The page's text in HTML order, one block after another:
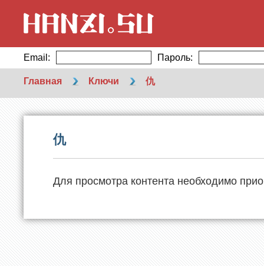
Email: Пароль:
Главная Ключи 仇
仇
Для просмотра контента необходимо